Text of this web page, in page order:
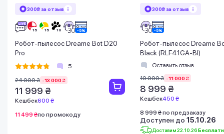
300₴ за отзыв
Робот-пылесос Dreame Bot D20
Pro
5
24 999 ₴ -13 000 ₴
11 999 ₴
Кешбек600 ₴
11 499 ₴по промокоду
300₴ за отзыв
Робот-пылесос Dreame
Black (RLF41GA-Bl)
Оставить отзыв
19 999 ₴ -11 000 ₴
8 999 ₴
Кешбек450 ₴
8 999 ₴ по предзаказу
Доступен до 15.10.26
Доставим 22.10.26